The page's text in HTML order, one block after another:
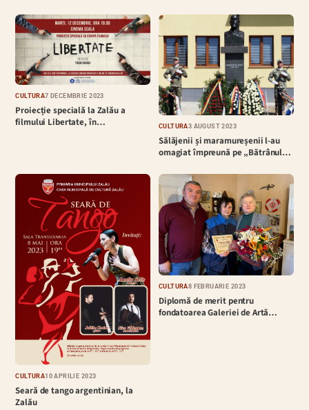
CULTURĂ7 DECEMBRIE 2023
Proiecție specială la Zalău a
filmului Libertate, în…
CULTURĂ3 AUGUST 2023
Sălăjenii și maramureșenii l-au
omagiat împreună pe „Bătrânul…
CULTURĂ10 APRILIE 2023
Seară de tango argentinian, la
Zalău
CULTURĂ8 FEBRUARIE 2023
Diplomă de merit pentru
fondatoarea Galeriei de Artă…